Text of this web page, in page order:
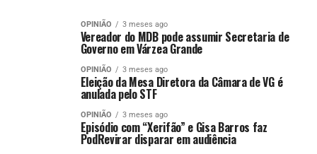
OPINIÃO 3 meses ago
Vereador do MDB pode assumir Secretaria de
Governo em Várzea Grande
OPINIÃO 3 meses ago
Eleição da Mesa Diretora da Câmara de VG é
anulada pelo STF
OPINIÃO 3 meses ago
Episódio com “Xerifão” e Gisa Barros faz
PodRevirar disparar em audiência